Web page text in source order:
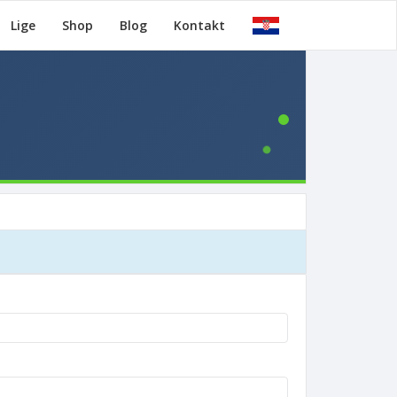
Lige Shop Blog Kontakt